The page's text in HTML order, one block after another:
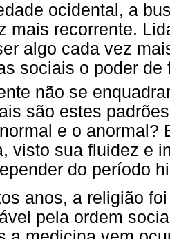
ocidental, a
mais recorrente.
algo cada vez
sociais o poder
não se
são estes
e o anormal?
visto sua fluidez e
do período
anos, a religião
pela ordem